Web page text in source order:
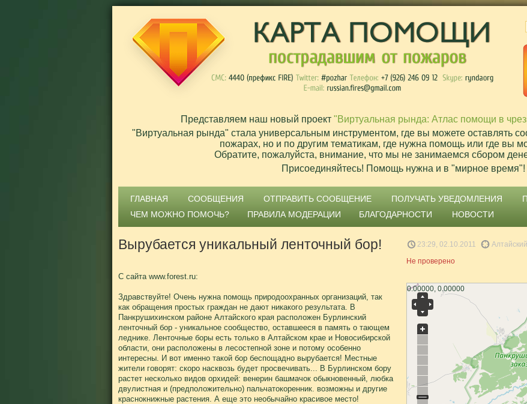
Представляем наш новый проект "Виртуальная рында: Атлас помощи в
"Виртуальная рында" стала универсальным инструментом, где вы можете оставлять
пожарах, но и по другим тематикам, где нужна помощь или где вы
Обратите, пожалуйста, внимание, что мы не занимаемся сбором
Присоединяйтесь! Помощь нужна и в "мирное время"!
ГЛАВНАЯ СООБЩЕНИЯ ОТПРАВИТЬ СООБЩЕНИЕ ПОЛУЧАТЬ УВЕДОМЛЕНИЯ
ЧЕМ МОЖНО ПОМОЧЬ?
ПРАВИЛА МОДЕРАЦИИ БЛАГОДАРНОСТИ НОВОСТИ
Вырубается уникальный ленточный бор!
С сайта www.forest.ru:
Здравствуйте! Очень нужна помощь природоохранных организаций, так
как обращения простых граждан не дают никакого результата. В
Панкрушихинском районе Алтайского края расположен Бурлинский
ленточный бор - уникальное сообщество, оставшееся в память о тающем
леднике. Ленточные боры есть только в Алтайском крае и Новосибирской
области, они расположены в лесостепной зоне и потому особенно
интересны. И вот именно такой бор беспощадно вырубается! Местные
жители говорят: скоро насквозь будет просвечивать... В Бурлинском бору
растет несколько видов орхидей: венерин башмачок обыкновенный, любка
двулистная и (предположительно) пальчатокоренник. возможны и другие
краснокнижные растения. А еще это необычайно красивое место!
23:29, 02.10.2011
Не проверено
0.00000, 0.00000